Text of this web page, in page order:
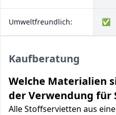
Umweltfreundlich: ✅
Kaufberatung
Welche Materialien
der Verwendung für
Alle Stoffservietten aus